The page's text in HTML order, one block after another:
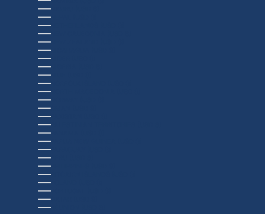
NAURU (USD $)
NEPAL (USD $)
NETHERLANDS (USD $)
NEW CALEDONIA (USD $)
NEW ZEALAND (USD $)
NICARAGUA (USD $)
NIGER (USD $)
NIGERIA (USD $)
NIUE (USD $)
NORFOLK ISLAND (USD $)
NORTH MACEDONIA (USD $)
NORWAY (USD $)
OMAN (USD $)
PAKISTAN (USD $)
PALESTINIAN TERRITORIES (USD $)
PANAMA (USD $)
PAPUA NEW GUINEA (USD $)
PARAGUAY (USD $)
PERU (USD $)
PHILIPPINES (USD $)
PITCAIRN ISLANDS (USD $)
POLAND (USD $)
PORTUGAL (USD $)
QATAR (USD $)
RÉUNION (USD $)